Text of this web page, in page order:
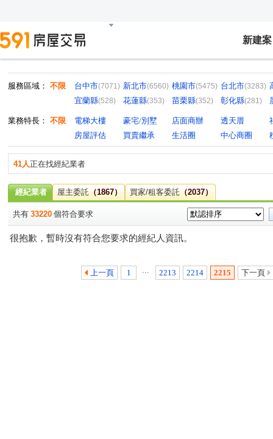
新建案
服務區域： 不限 台中市(7071) 新北市(6560) 桃園市(5475) 台北市(3283)
宜蘭縣(528) 花蓮縣(353) 苗栗縣(352) 彰化縣(281)
業務特長： 不限 電梯大樓 豪宅/別墅 店面商辦 透天厝
房屋評估
買賣繼承 生活圈 中心商圈
41人正在找經紀業者
經紀業者 屋主委託（1867） 買家/租客委託（2037）
共有 33220 個符合要求
很抱歉，暫時沒有符合您要求的經紀人資訊。
上一頁 1 ... 2213 2214 2215 下一頁